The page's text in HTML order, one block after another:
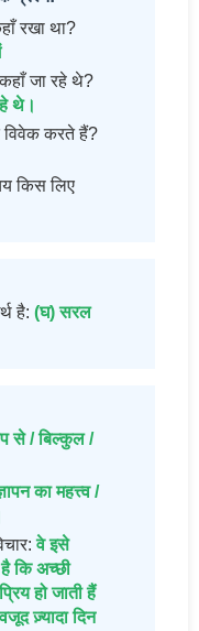
रखा था?
जा रहे थे?
थे।
विवेक करते हैं?
किस लिए
है: (घ) सरल
से / बिल्कुल /
का महत्त्व /
वे इसे
कि अच्छी
हो जाती हैं
ज़्यादा दिन